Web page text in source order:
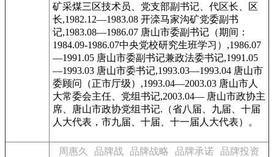
矿采煤三区技术员、党支部副书记、代区长、区
长,1982.12—1983.08 开滦马家沟矿党委副书
记,1983.08—1986.07 唐山市委副书记（期间：
1984.09-1986.07中央党校研究生班学习）,1986.07
—1991.05 唐山市委副书记兼政法委书记,1991.05
—1993.03 唐山市委书记,1993.03—1993.04 唐山市
委顾问（正市厅级）,1993.04—2003.03 唐山市人
大常委会主任、党组书记,2003.04— 唐山市政协主
席、唐山市政协党组书记.（省八届、九届、十届
人大代表，市九届、十届、十一届人大代表）。
周惠久 品牌战 品牌战略 品牌承诺
品牌投资